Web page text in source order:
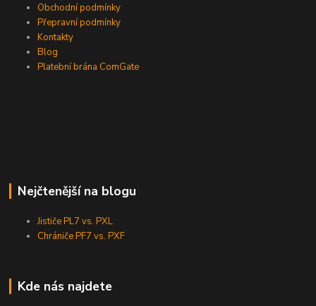
Obchodní podmínky
Přepravní podmínky
Kontakty
Blog
Platební brána ComGate
Nejčtenější na blogu
Jističe PL7 vs. PXL
Chrániče PF7 vs. PXF
Kde nás najdete